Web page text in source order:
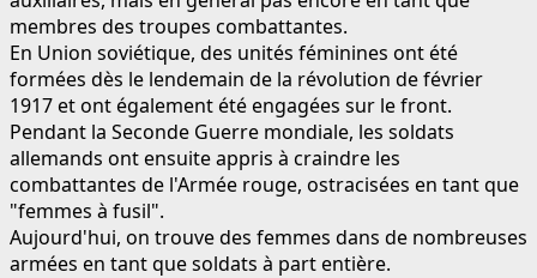
membres des troupes combattantes.
En Union soviétique, des unités féminines ont été
formées dès le lendemain de la révolution de février
1917 et ont également été engagées sur le front.
Pendant la Seconde Guerre mondiale, les soldats
allemands ont ensuite appris à craindre les
combattantes de l'Armée rouge, ostracisées en tant que
"femmes à fusil".
Aujourd'hui, on trouve des femmes dans de nombreuses
armées en tant que soldats à part entière.